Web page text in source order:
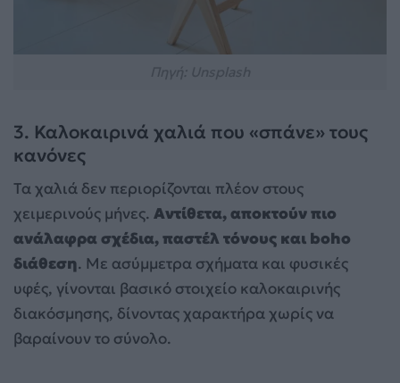
3. Καλοκαιρινά χαλιά που «σπάνε» τους
κανόνες
Τα χαλιά δεν περιορίζονται πλέον στους
χειμερινούς μήνες. Αντίθετα, αποκτούν πιο
ανάλαφρα σχέδια, παστέλ τόνους και boho
διάθεση. Με ασύμμετρα σχήματα και φυσικές
υφές, γίνονται βασικό στοιχείο καλοκαιρινής
διακόσμησης, δίνοντας χαρακτήρα χωρίς να
βαραίνουν το σύνολο.